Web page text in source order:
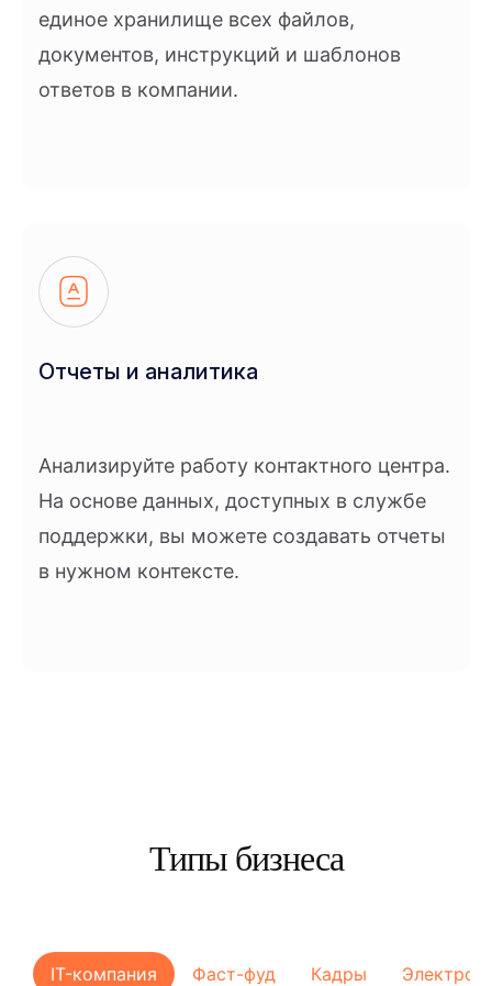
единое хранилище всех файлов,
документов, инструкций и шаблонов
ответов в компании.
Отчеты и аналитика
Анализируйте работу контактного центра.
На основе данных, доступных в службе
поддержки, вы можете создавать отчеты
в нужном контексте.
Типы бизнеса
IT-компания Фаст-фуд Кадры